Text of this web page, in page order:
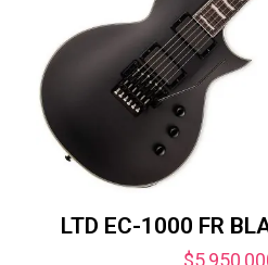
LTD EC-1000 FR
$